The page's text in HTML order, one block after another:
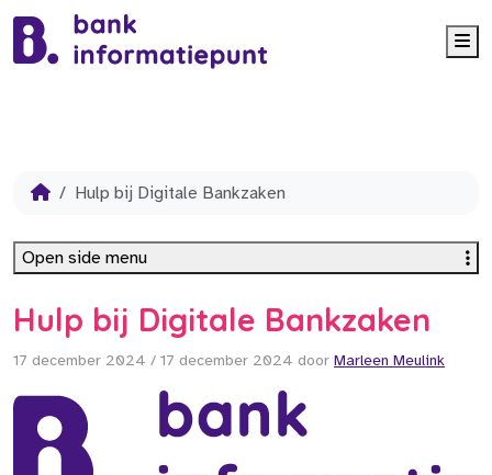
Hulp bij Digitale Bankzaken
Hulp bij Digitale Bankzaken
17 december 2024 / 17 december 2024 door Marleen Meulink
Open side menu